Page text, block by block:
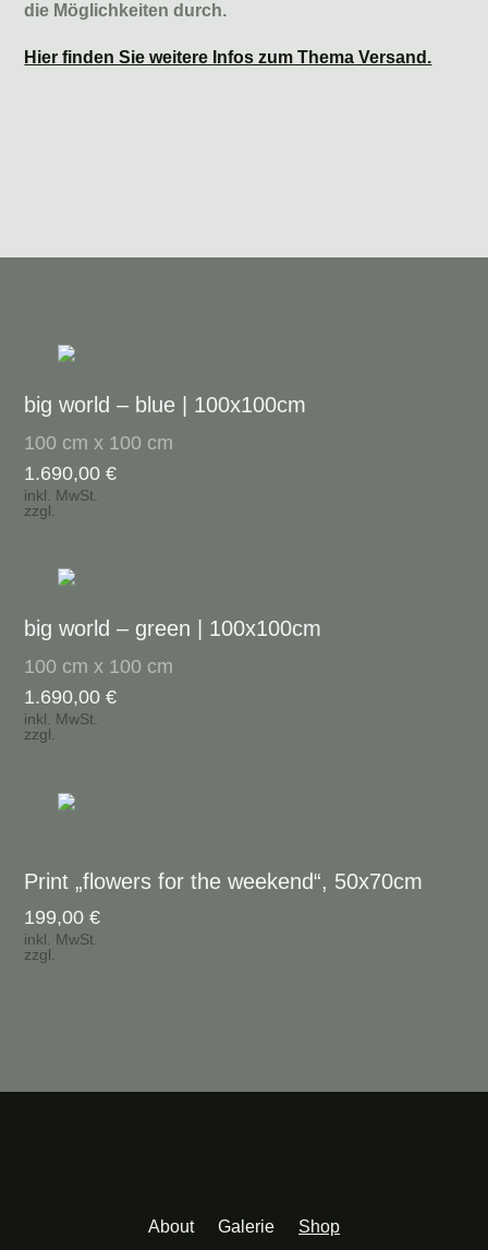
die Möglichkeiten durch.
Hier finden Sie weitere Infos zum Thema Versand.
big world – blue | 100x100cm
100 cm x 100 cm
1.690,00€
inkl. MwSt.
zzgl.
big world – green | 100x100cm
100 cm x 100 cm
1.690,00€
inkl. MwSt.
zzgl.
Print „flowers for the weekend“, 50x70cm
199,00€
inkl. MwSt.
zzgl.
About Galerie Shop